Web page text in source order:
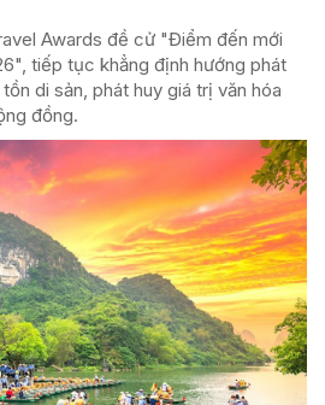
Awards đề cử "Điểm đến mới
tiếp tục khẳng định hướng phát
di sản, phát huy giá trị văn hóa
đồng.